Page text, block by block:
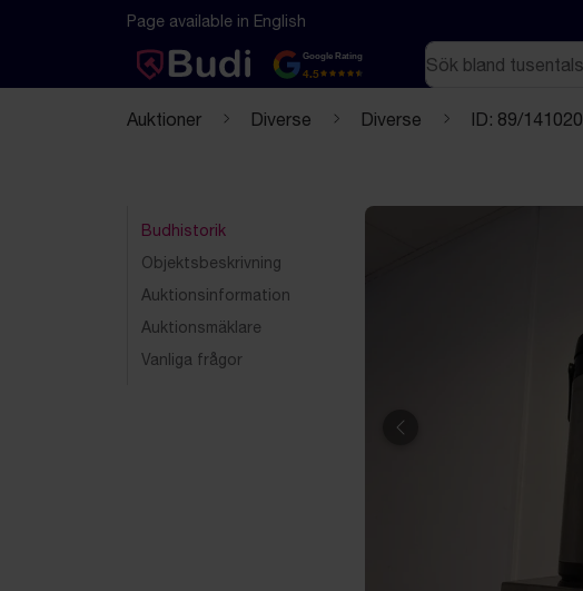
Hoppa till innehåll
Textbaserad (markdown) version av denna sida
Page available in English
Google Rating
4.5
Sök
Auktioner Diverse Diverse ID: 89/141020
Budhistorik
Objektsbeskrivning
Auktionsinformation
Auktionsmäklare
Vanliga frågor
Föregående